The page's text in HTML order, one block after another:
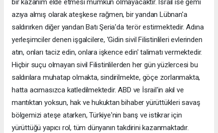
bir kazanım elde etmesi mümkün olmayacaktır. İsrail ise gemi
azıya almış olarak ateşkese rağmen, bir yandan Lübnan'a
saldırırken diğer yandan Batı Şeria'da terör estirmektedir. Adına
yerleşimciler denen işgalcilere, 'Gidin sivil Filistinlileri evlerinden
atın, onları taciz edin, onlara işkence edin' talimatı vermektedir.
Hiçbir suçu olmayan sivil Filistinlilerden her gün yüzlercesi bu
saldırılara muhatap olmakta, sindirilmekte, göçe zorlanmakta,
hatta acımasızca katledilmektedir. ABD ve İsrail'in akıl ve
mantıktan yoksun, hak ve hukuktan bihaber yürüttükleri savaş
bölgemizi ateşe atarken, Türkiye'nin barış ve istikrar için
yürüttüğü yapıcı rol, tüm dünyanın takdirini kazanmaktadır.